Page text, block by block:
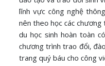
lĩnh vực công nghệ
nên theo học các
du học sinh hoàn toàn
chương trình trao đổi,
trang quý báu cho công